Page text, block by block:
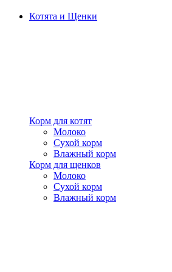
Котята и Щенки
Корм для котят
Молоко
Сухой корм
Влажный корм
Корм для щенков
Молоко
Сухой корм
Влажный корм